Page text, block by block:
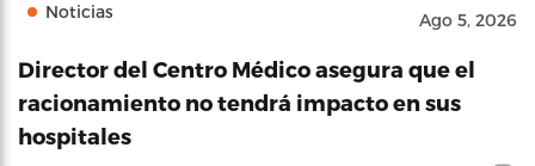
Noticias Ago 5, 2026
Director del Centro Médico asegura que el
racionamiento no tendrá impacto en sus
hospitales